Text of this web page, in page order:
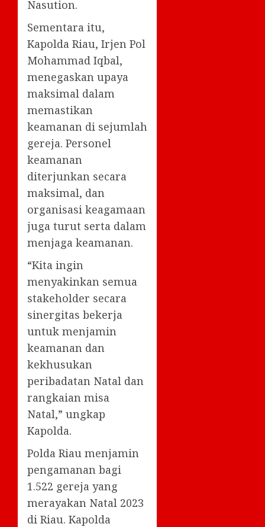
Nasution.
Sementara itu,
Kapolda Riau, Irjen Pol
Mohammad Iqbal,
menegaskan upaya
maksimal dalam
memastikan
keamanan di sejumlah
gereja. Personel
keamanan
diterjunkan secara
maksimal, dan
organisasi keagamaan
juga turut serta dalam
menjaga keamanan.
“Kita ingin
menyakinkan semua
stakeholder secara
sinergitas bekerja
untuk menjamin
keamanan dan
kekhusukan
peribadatan Natal dan
rangkaian misa
Natal,” ungkap
Kapolda.
Polda Riau menjamin
pengamanan bagi
1.522 gereja yang
merayakan Natal 2023
di Riau. Kapolda